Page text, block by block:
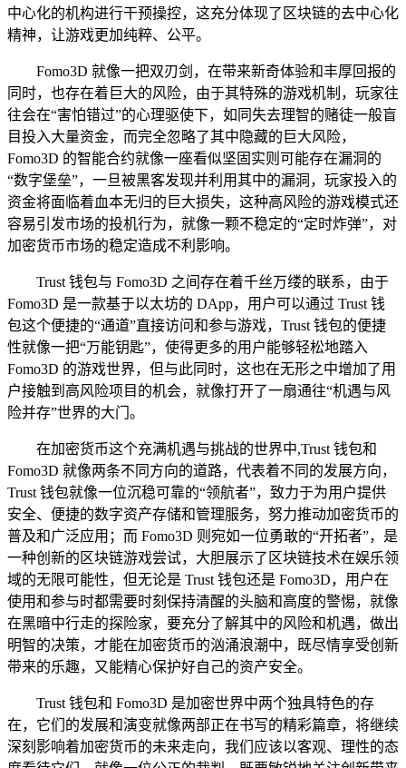
中心化的机构进行干预操控，这充分体现了区块链的去中心化
精神，让游戏更加纯粹、公平。
Fomo3D 就像一把双刃剑，在带来新奇体验和丰厚回报的
同时，也存在着巨大的风险，由于其特殊的游戏机制，玩家往
往会在“害怕错过”的心理驱使下，如同失去理智的赌徒一般盲
目投入大量资金，而完全忽略了其中隐藏的巨大风险，
Fomo3D 的智能合约就像一座看似坚固实则可能存在漏洞的
“数字堡垒”，一旦被黑客发现并利用其中的漏洞，玩家投入的
资金将面临着血本无归的巨大损失，这种高风险的游戏模式还
容易引发市场的投机行为，就像一颗不稳定的“定时炸弹”，对
加密货币市场的稳定造成不利影响。
Trust 钱包与 Fomo3D 之间存在着千丝万缕的联系，由于
Fomo3D 是一款基于以太坊的 DApp，用户可以通过 Trust 钱
包这个便捷的“通道”直接访问和参与游戏，Trust 钱包的便捷
性就像一把“万能钥匙”，使得更多的用户能够轻松地踏入
Fomo3D 的游戏世界，但与此同时，这也在无形之中增加了用
户接触到高风险项目的机会，就像打开了一扇通往“机遇与风
险并存”世界的大门。
在加密货币这个充满机遇与挑战的世界中,Trust 钱包和
Fomo3D 就像两条不同方向的道路，代表着不同的发展方向，
Trust 钱包就像一位沉稳可靠的“领航者”，致力于为用户提供
安全、便捷的数字资产存储和管理服务，努力推动加密货币的
普及和广泛应用；而 Fomo3D 则宛如一位勇敢的“开拓者”，是
一种创新的区块链游戏尝试，大胆展示了区块链技术在娱乐领
域的无限可能性，但无论是 Trust 钱包还是 Fomo3D，用户在
使用和参与时都需要时刻保持清醒的头脑和高度的警惕，就像
在黑暗中行走的探险家，要充分了解其中的风险和机遇，做出
明智的决策，才能在加密货币的汹涌浪潮中，既尽情享受创新
带来的乐趣，又能精心保护好自己的资产安全。
Trust 钱包和 Fomo3D 是加密世界中两个独具特色的存
在，它们的发展和演变就像两部正在书写的精彩篇章，将继续
深刻影响着加密货币的未来走向，我们应该以客观、理性的态